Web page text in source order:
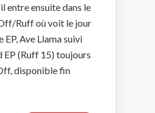
entre ensuite dans le
Ruff où voit le jour
EP, Ave Llama suivi
EP (Ruff 15) toujours
disponible fin